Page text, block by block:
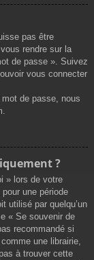
pas être
rendre sur la
de passe ». Suivez
vous connecter
de passe, nous
?
» lors de votre
une période
utilisé par quelqu’un
« Se souvenir de
recommandé si
une librairie,
à trouver cette